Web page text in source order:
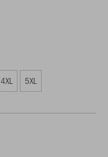
4XL 5XL